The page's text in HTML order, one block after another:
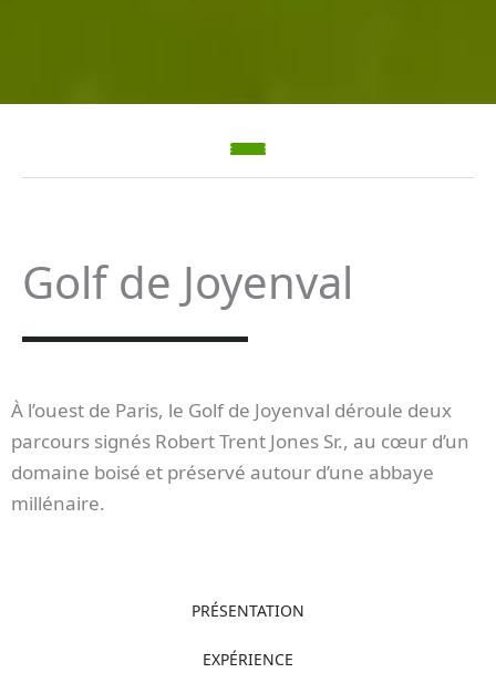
Golf de Joyenval
À l’ouest de Paris, le Golf de Joyenval déroule deux
parcours signés Robert Trent Jones Sr., au cœur d’un
domaine boisé et préservé autour d’une abbaye
millénaire.
PRÉSENTATION
EXPÉRIENCE